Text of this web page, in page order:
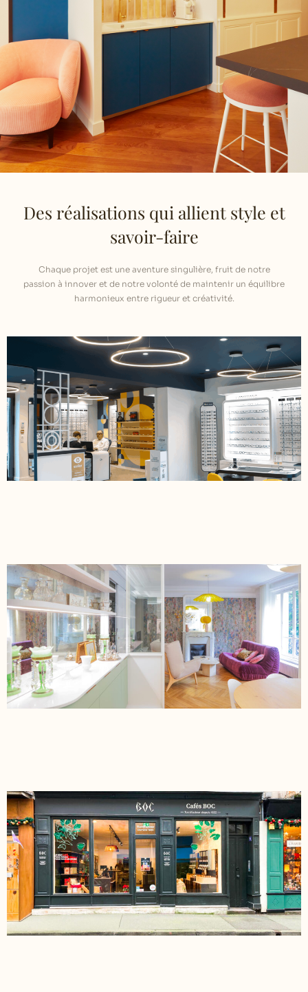
Des réalisations qui allient style et
savoir-faire
Chaque projet est une aventure singulière, fruit de notre
passion à innover et de notre volonté de maintenir un équilibre
harmonieux entre rigueur et créativité.